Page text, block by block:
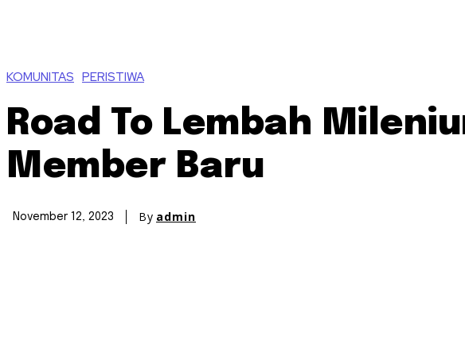
KOMUNITAS PERISTIWA
Road To Lembah
Member Baru
November 12, 2023 By admin